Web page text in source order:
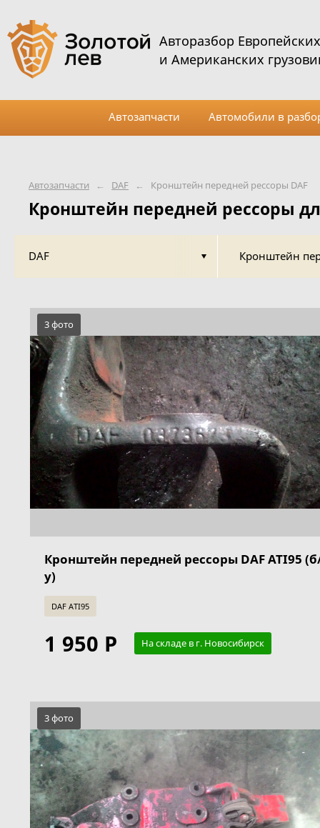
Автозапчасти ← DAF ← Кронштейн передней рессоры DAF
Кронштейн передней рессоры
DAF Кронштейн
3 фото
Кронштейн передней рессоры DAF ATI95
у)
DAF ATI95
1 950 Р На складе в г. Новосибирск
3 фото
Авторазбор Европейских
и Американских
Автозапчасти Автомобили в